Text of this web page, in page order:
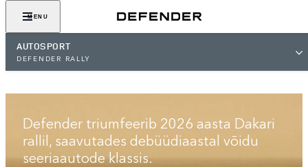
MENU
AUTOSPORT
DEFENDER RALLY
DEFENDER RALLY
Defender triumfeerib 2026 aasta Dakari
rallil, saavutades debüüdiaastal võidu
seeriaautode klassis.